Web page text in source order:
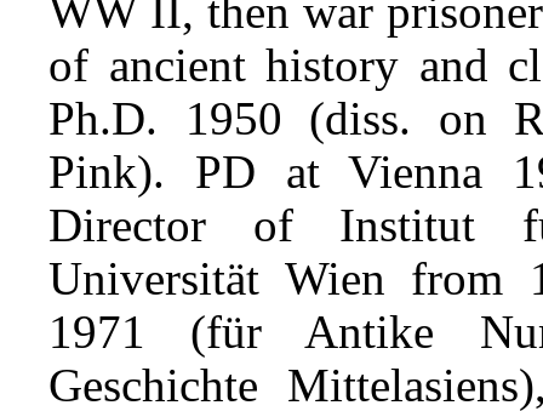
WW II, then war
of ancient history and
Ph.D. 1950 (diss. on
Pink). PD at Vienna
Director of Institut
Universität Wien from
1971 (für Antike
Geschichte